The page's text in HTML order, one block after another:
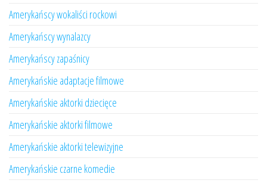
Amerykańscy wokaliści rockowi
Amerykańscy wynalazcy
Amerykańscy zapaśnicy
Amerykańskie adaptacje filmowe
Amerykańskie aktorki dziecięce
Amerykańskie aktorki filmowe
Amerykańskie aktorki telewizyjne
Amerykańskie czarne komedie